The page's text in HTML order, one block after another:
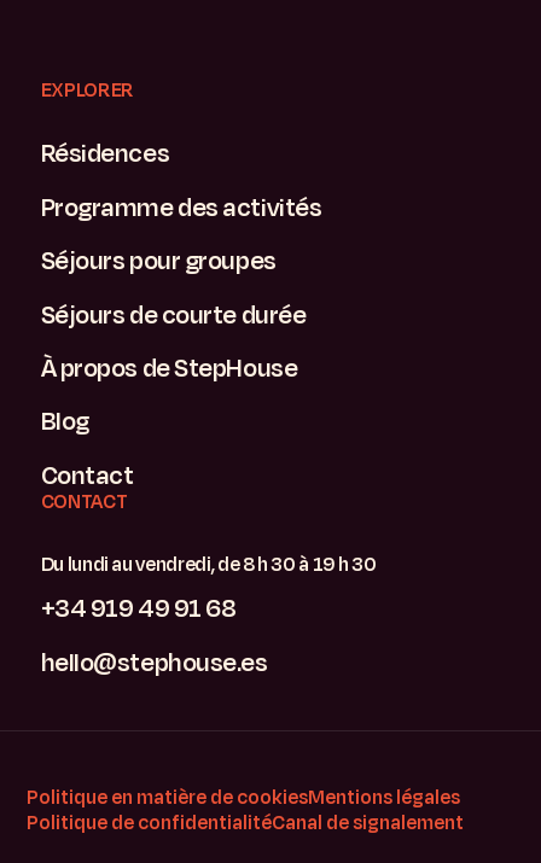
EXPLORER
Résidences
Programme des activités
Séjours pour groupes
Séjours de courte durée
À propos de StepHouse
Blog
Contact
CONTACT
Du lundi au vendredi, de 8 h 30 à 19 h 30
+34 919 49 91 68
hello@stephouse.es
Politique en matière de cookiesMentions légales
Politique de confidentialitéCanal de signalement